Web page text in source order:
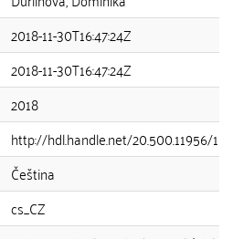
2018-11-30T16:47:24Z
2018-11-30T16:47:24Z
2018
http://hdl.handle.net/20.500.11956/
Čeština
cs_CZ